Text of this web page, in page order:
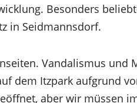
Besonders
in Seidmannsdorf.
Vandalismus und
dem Itzpark aufgrund
aber wir müssen